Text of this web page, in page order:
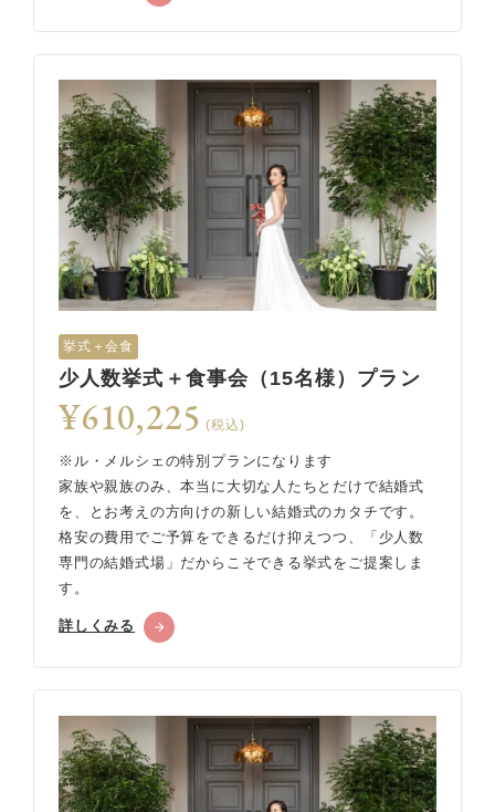
挙式＋会食
少人数挙式＋食事会（15名様）プラン
¥610,225 (税込)
※ル・メルシェの特別プランになります
家族や親族のみ、本当に大切な人たちとだけで結婚式
を、とお考えの方向けの新しい結婚式のカタチです。
格安の費用でご予算をできるだけ抑えつつ、「少人数
専門の結婚式場」だからこそできる挙式をご提案しま
す。
詳しくみる